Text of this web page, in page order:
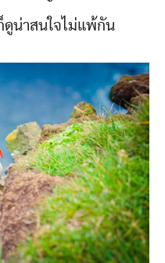
น่าสนใจไม่แพ้กัน